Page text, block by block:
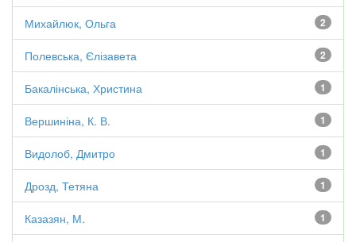
2
Михайлюк, Ольга
2
Полевська, Єлізавета
1
Бакалінська, Христина
1
Вершиніна, К. В.
1
Видолоб, Дмитро
1
Дрозд, Тетяна
1
Казазян, М.